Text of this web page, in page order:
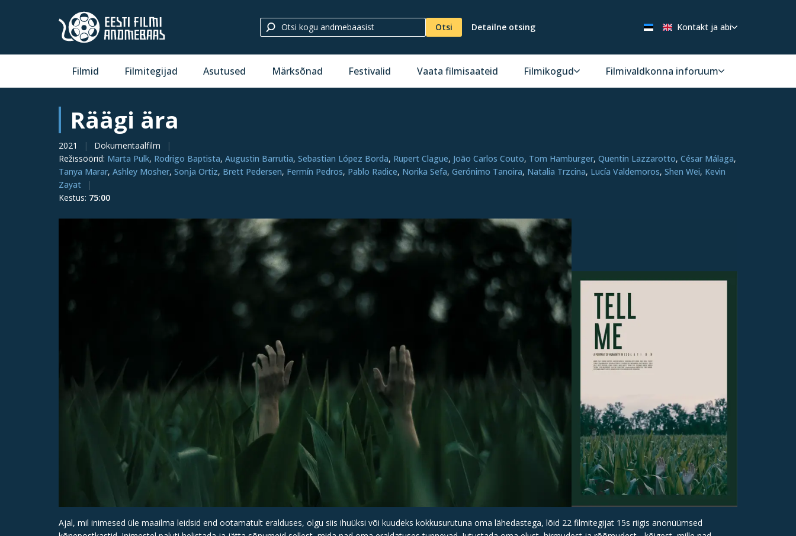
Otsi Detailne otsing Kontakt ja abi
Filmid Filmitegijad Asutused Märksõnad Festivalid Vaata filmisaateid Filmikogud Filmivaldkonna inforuum
Räägi ära
2021
Dokumentaalfilm
Režissöörid: Marta Pulk, Rodrigo Baptista, Augustin Barrutia, Sebastian López Borda, Rupert Clague, João Carlos Couto, Tom Hamburger, Quentin Lazzarotto, César Málaga,
Tanya Marar, Ashley Mosher, Sonja Ortiz, Brett Pedersen, Fermín Pedros, Pablo Radice, Norika Sefa, Gerónimo Tanoira, Natalia Trzcina, Lucía Valdemoros, Shen Wei, Kevin
Zayat
Kestus: 75:00
Ajal, mil inimesed üle maailma leidsid end ootamatult eralduses, olgu siis ihuüksi või kuudeks kokkusurutuna oma lähedastega, lõid 22 filmitegijat 15s riigis anonüümsed